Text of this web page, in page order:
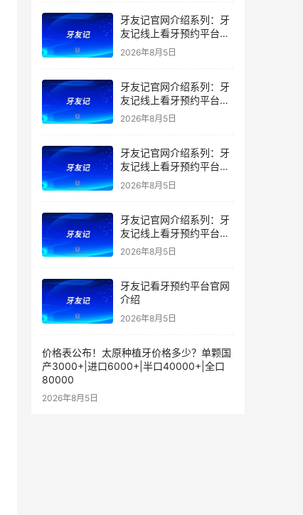
牙友记官网介绍系列：牙
友记线上看牙预约平台让
看牙不再靠运气
2026年8月5日
牙友记官网介绍系列：牙
友记线上看牙预约平台打
破口腔行业专业壁垒新手
2026年8月5日
牙友记官网介绍系列：牙
友记线上看牙预约平台落
地同城就诊经验打破未知
2026年8月5日
牙友记官网介绍系列：牙
友记线上看牙预约平台的
优势在哪里？
2026年8月5日
牙友记看牙预约平台官网
介绍
2026年8月5日
价格表公布！太原种植牙价格多少？单颗国
产3000+|进口6000+|半口40000+|全口
80000
2026年8月5日